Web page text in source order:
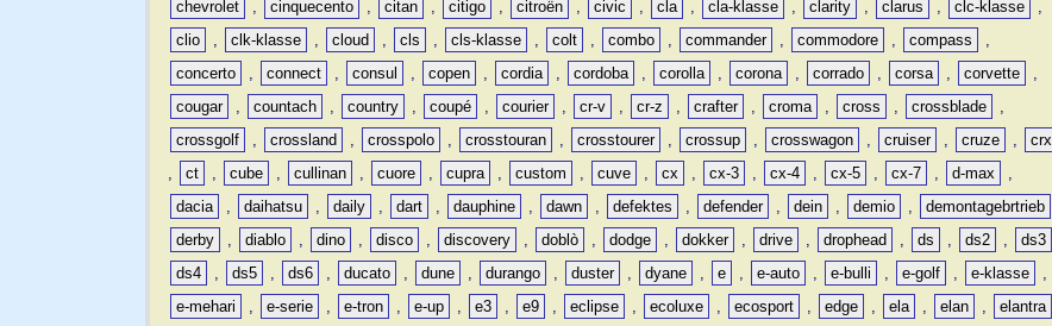
chevrolet
, cinquecento , citan , citigo , citroën , civic , cla , cla-klasse , clarity , clarus , clc-klasse
,
clio
, clk-klasse , cloud , cls , cls-klasse , colt , combo , commander , commodore , compass
,
concerto
, connect , consul , copen , cordia , cordoba , corolla , corona , corrado , corsa , corvette
,
cougar
, countach , country , coupé , courier , cr-v , cr-z , crafter , croma , cross , crossblade
,
crossgolf
, crossland , crosspolo , crosstouran , crosstourer , crossup , crosswagon , cruiser , cruze ,
crx
,
ct , cube , cullinan , cuore , cupra , custom , cuve , cx , cx-3 , cx-4 , cx-5 , cx-7 , d-max
,
dacia
, daihatsu , daily , dart , dauphine , dawn , defektes , defender , dein , demio , demontagebrtrieb
derby
, diablo , dino , disco , discovery , doblò , dodge , dokker , drive , drophead , ds , ds2 , ds3
ds4
, ds5 , ds6 , ducato , dune , durango , duster , dyane , e , e-auto , e-bulli , e-golf , e-klasse
,
e-mehari
, e-serie , e-tron , e-up , e3 , e9 , eclipse , ecoluxe , ecosport , edge , ela , elan , elantra